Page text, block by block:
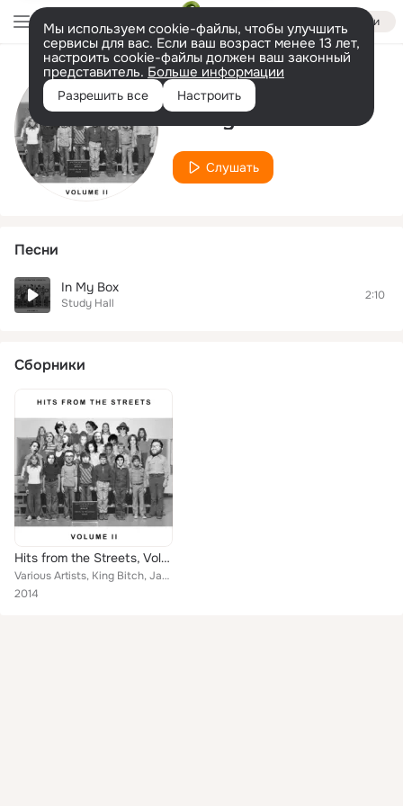
Войти
Мы используем cookie-файлы, чтобы улучшить
сервисы для вас. Если ваш возраст менее 13 лет,
настроить cookie-файлы должен ваш законный
представитель. Больше информации
Разрешить все Настроить
Исполнитель
Study Hall
Слушать
Песни
In My Box
Study Hall
2:10
Сборники
Hits from the Streets, Vol. 2
Various Artists, King Bitch, Jawws, Study Hall, Gnarwhal
2014